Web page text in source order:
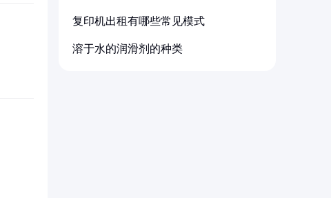
复印机出租有哪些常见模式
溶于水的润滑剂的种类